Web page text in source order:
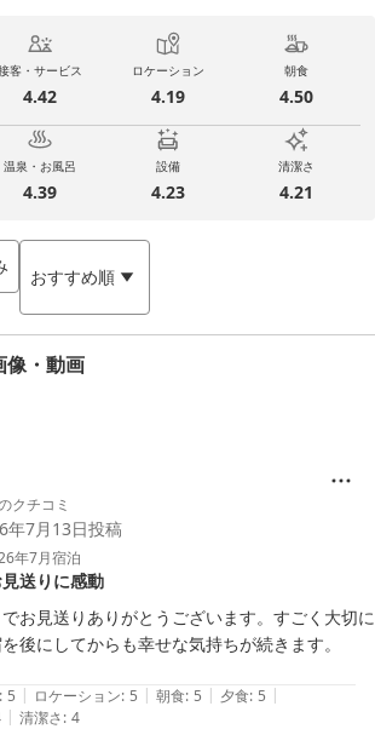
客・サービス
4.42
ロケーション
4.19
朝食
4.50
温泉・お風呂
4.39
設備
4.23
清潔さ
4.21
おすすめ順
像・動画
クチコミ
年7月13日投稿
年7月宿泊
送りに感動
お見送りありがとうございます。すごく大切に
後にしてからも幸せな気持ちが続きます。
: 5 | ロケーション: 5 | 朝食: 5 | 夕食: 5 |
| 清潔さ: 4